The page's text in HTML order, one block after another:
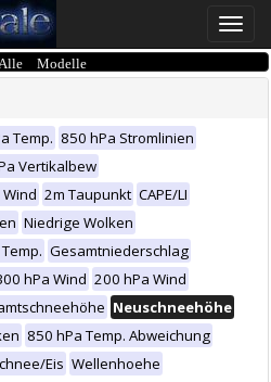
Toggle
Modelle
Temp. 850 hPa Stromlinien
Vertikalbew
2m Taupunkt CAPE/LI
Niedrige Wolken
Gesamtniederschlag
hPa Wind 200 hPa Wind
Neuschneehöhe
850 hPa Temp. Abweichung
Eis Wellenhoehe